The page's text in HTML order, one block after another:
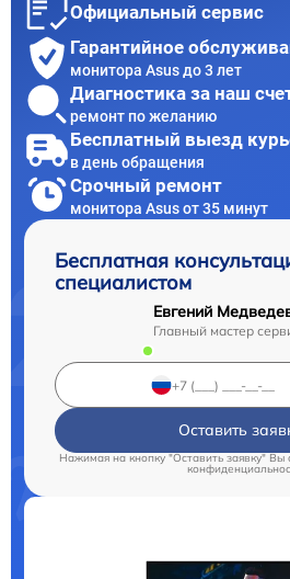
Официальный сервис
Гарантийное
монитора Asus до 3 лет
Диагностика за наш
ремонт по желанию
Бесплатный выезд
в день обращения
Срочный ремонт
монитора Asus от 35 минут
Бесплатная
специалистом
Евгений
Главный мастер
Оставить
Нажимая на кнопку "Оставить заявку" Вы